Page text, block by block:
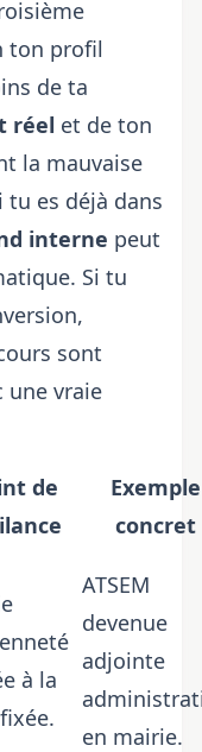
ton profil
de ta
réel et de ton
la mauvaise
tu es déjà dans
interne peut
Si tu
sont
une vraie
de
Exemple
concret
à la
ATSEM
devenue
adjointe
en mairie.